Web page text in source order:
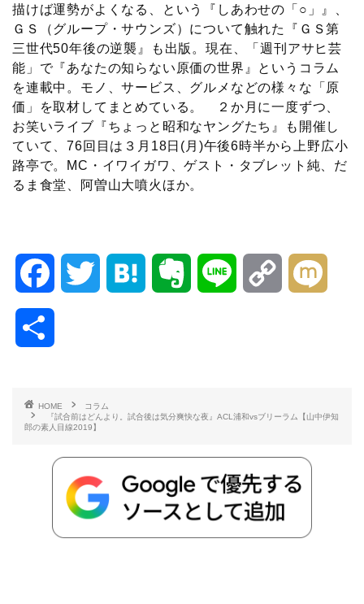
描けば運勢がよくなる、という『しあわせの「○」』、
ＧＳ（グループ・サウンズ）について触れた『ＧＳ第
三世代50年後の逆襲』も出版。現在、「週刊アサヒ芸
能」で『あなたの知らない原価の世界』というコラム
を連載中。モノ、サービス、グルメなどの様々な「原
価」を取材してまとめている。 ２か月に一度ずつ、
お笑いライブ『ちょっと昭和なヤングたち』も開催し
ていて、76回目は３月18日(月)午後6時半から上野広小
路亭で。MC・イワイガワ、ゲスト・タブレット純、だ
るま食堂、阿曽山大噴火ほか。
b
o
r t n
HOME
コラム
『試合前はどんより。試合後は気分爽快な夜』ACL浦和vsブリーラム【山中伊知
郎の素人目線2019】